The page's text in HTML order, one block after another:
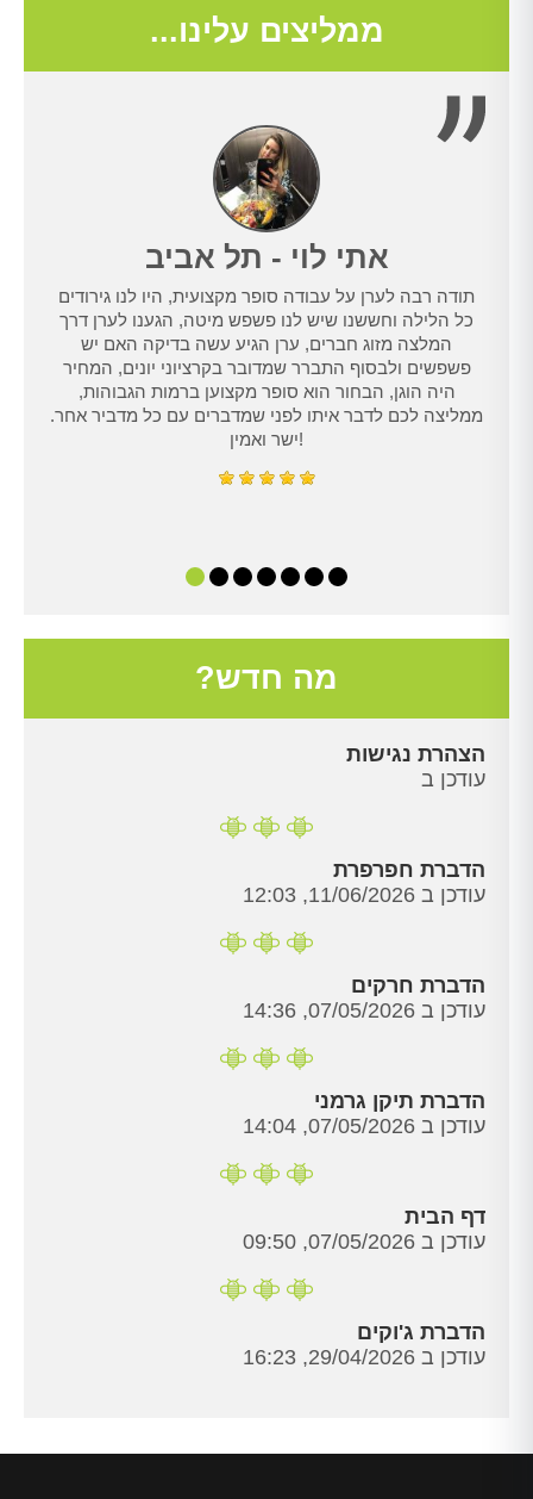
ממליצים עלינו...
אתי לוי - תל אביב
תודה רבה לערן על עבודה סופר מקצועית, היו לנו גירודים
כל הלילה וחששנו שיש לנו פשפש מיטה, הגענו לערן דרך
המלצה מזוג חברים, ערן הגיע עשה בדיקה האם יש
פשפשים ולבסוף התברר שמדובר בקרציוני יונים, המחיר
היה הוגן, הבחור הוא סופר מקצוען ברמות הגבוהות,
ממליצה לכם לדבר איתו לפני שמדברים עם כל מדביר אחר.
ישר ואמין!
מה חדש?
הצהרת נגישות
עודכן ב
הדברת חפרפרת
עודכן ב 11/06/2026, 12:03
הדברת חרקים
עודכן ב 07/05/2026, 14:36
הדברת תיקן גרמני
עודכן ב 07/05/2026, 14:04
דף הבית
עודכן ב 07/05/2026, 09:50
הדברת ג'וקים
עודכן ב 29/04/2026, 16:23